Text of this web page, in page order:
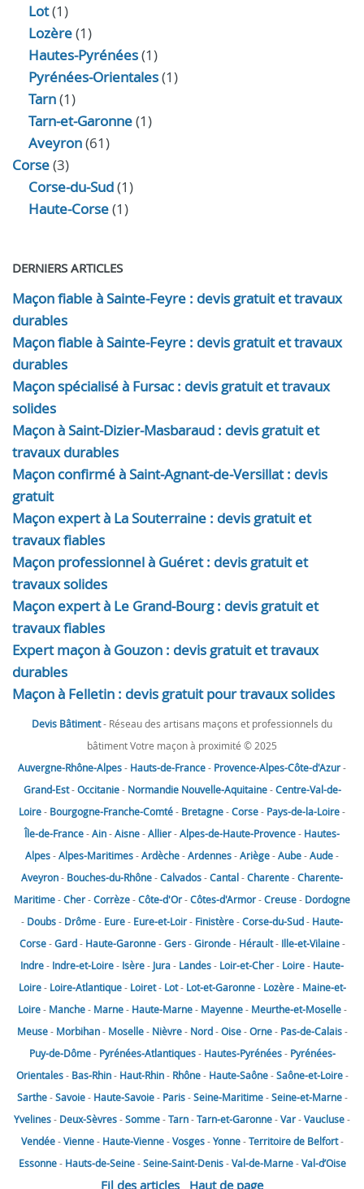
Lot(1)
Lozère(1)
Hautes-Pyrénées(1)
Pyrénées-Orientales(1)
Tarn(1)
Tarn-et-Garonne(1)
Aveyron(61)
Corse(3)
Corse-du-Sud(1)
Haute-Corse(1)
DERNIERS ARTICLES
Maçon fiable à Sainte-Feyre : devis gratuit et travaux
durables
Maçon fiable à Sainte-Feyre : devis gratuit et travaux
durables
Maçon spécialisé à Fursac : devis gratuit et travaux
solides
Maçon à Saint-Dizier-Masbaraud : devis gratuit et
travaux durables
Maçon confirmé à Saint-Agnant-de-Versillat : devis
gratuit
Maçon expert à La Souterraine : devis gratuit et
travaux fiables
Maçon professionnel à Guéret : devis gratuit et
travaux solides
Maçon expert à Le Grand-Bourg : devis gratuit et
travaux fiables
Expert maçon à Gouzon : devis gratuit et travaux
durables
Maçon à Felletin : devis gratuit pour travaux solides
Devis Bâtiment- Réseau des artisans maçons et professionnels du
bâtiment Votre maçon à proximité © 2025
Auvergne-Rhône-Alpes- Hauts-de-France- Provence-Alpes-Côte-d'Azur-
Grand-Est-Occitanie- Normandie Nouvelle-Aquitaine-Centre-Val-de-
Loire- Bourgogne-Franche-Comté- Bretagne-Corse- Pays-de-la-Loire-
Île-de-France-Ain-Aisne-Allier-Alpes-de-Haute-Provence- Hautes-
Alpes-Alpes-Maritimes-Ardèche-Ardennes-Ariège-Aube-Aude-
Aveyron- Bouches-du-Rhône-Calvados-Cantal-Charente-Charente-
Maritime-Cher-Corrèze-Côte-d'Or-Côtes-d'Armor-Creuse- Dordogne
- Doubs- Drôme- Eure- Eure-et-Loir- Finistère-Corse-du-Sud- Haute-
Corse-Gard- Haute-Garonne-Gers-Gironde- Hérault- Ille-et-Vilaine-
Indre- Indre-et-Loire- Isère- Jura- Landes- Loir-et-Cher- Loire- Haute-
Loire- Loire-Atlantique- Loiret- Lot- Lot-et-Garonne- Lozère- Maine-et-
Loire- Manche- Marne- Haute-Marne- Mayenne- Meurthe-et-Moselle-
Meuse- Morbihan- Moselle- Nièvre- Nord-Oise-Orne- Pas-de-Calais-
Puy-de-Dôme- Pyrénées-Atlantiques- Hautes-Pyrénées- Pyrénées-
Orientales- Bas-Rhin- Haut-Rhin- Rhône- Haute-Saône-Saône-et-Loire-
Sarthe-Savoie- Haute-Savoie- Paris-Seine-Maritime-Seine-et-Marne-
Yvelines- Deux-Sèvres-Somme-Tarn-Tarn-et-Garonne-Var-Vaucluse-
Vendée-Vienne- Haute-Vienne-Vosges-Yonne-Territoire de Belfort-
Essonne- Hauts-de-Seine-Seine-Saint-Denis-Val-de-Marne-Val-d’Oise
Fil des articles Haut de page